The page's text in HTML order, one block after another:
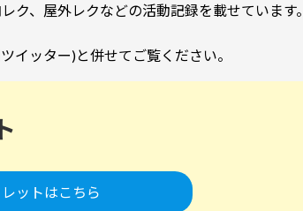
ク、屋外レクなどの活動記録を載せています。
イッター)と併せてご覧ください。
レットはこちら